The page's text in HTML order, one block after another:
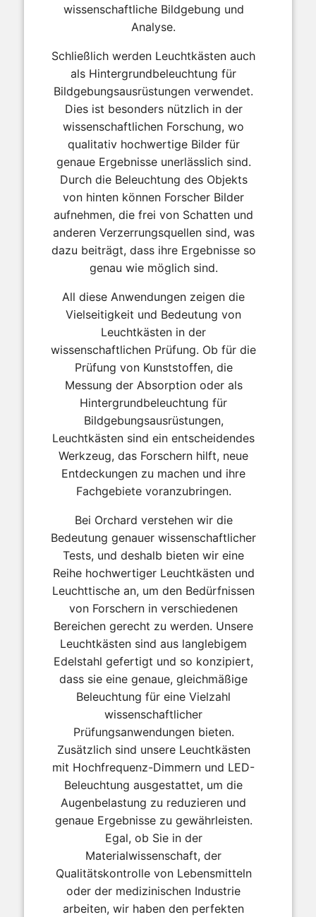
wissenschaftliche Bildgebung und
Analyse.
Schließlich werden Leuchtkästen auch
als Hintergrundbeleuchtung für
Bildgebungsausrüstungen verwendet.
Dies ist besonders nützlich in der
wissenschaftlichen Forschung, wo
qualitativ hochwertige Bilder für
genaue Ergebnisse unerlässlich sind.
Durch die Beleuchtung des Objekts
von hinten können Forscher Bilder
aufnehmen, die frei von Schatten und
anderen Verzerrungsquellen sind, was
dazu beiträgt, dass ihre Ergebnisse so
genau wie möglich sind.
All diese Anwendungen zeigen die
Vielseitigkeit und Bedeutung von
Leuchtkästen in der
wissenschaftlichen Prüfung. Ob für die
Prüfung von Kunststoffen, die
Messung der Absorption oder als
Hintergrundbeleuchtung für
Bildgebungsausrüstungen,
Leuchtkästen sind ein entscheidendes
Werkzeug, das Forschern hilft, neue
Entdeckungen zu machen und ihre
Fachgebiete voranzubringen.
Bei Orchard verstehen wir die
Bedeutung genauer wissenschaftlicher
Tests, und deshalb bieten wir eine
Reihe hochwertiger Leuchtkästen und
Leuchttische an, um den Bedürfnissen
von Forschern in verschiedenen
Bereichen gerecht zu werden. Unsere
Leuchtkästen sind aus langlebigem
Edelstahl gefertigt und so konzipiert,
dass sie eine genaue, gleichmäßige
Beleuchtung für eine Vielzahl
wissenschaftlicher
Prüfungsanwendungen bieten.
Zusätzlich sind unsere Leuchtkästen
mit Hochfrequenz-Dimmern und LED-
Beleuchtung ausgestattet, um die
Augenbelastung zu reduzieren und
genaue Ergebnisse zu gewährleisten.
Egal, ob Sie in der
Materialwissenschaft, der
Qualitätskontrolle von Lebensmitteln
oder der medizinischen Industrie
arbeiten, wir haben den perfekten